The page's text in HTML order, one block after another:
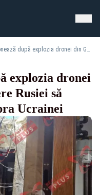
MAE reacționează după explozia dronei din Galați: România cere Rusiei să oprească atacurile asupra Ucrainei
explozia dronei
Rusiei să
Ucrainei